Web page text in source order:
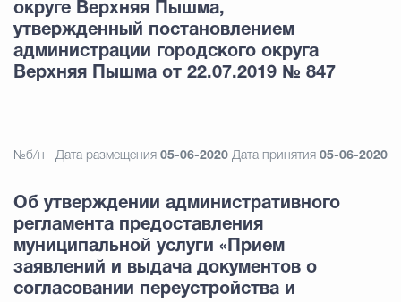
округе Верхняя Пышма,
утвержденный постановлением
администрации городского округа
Верхняя Пышма от 22.07.2019 № 847
№б/н Дата размещения 05-06-2020 Дата принятия 05-06-2020
Об утверждении административного
регламента предоставления
муниципальной услуги «Прием
заявлений и выдача документов о
согласовании переустройства и